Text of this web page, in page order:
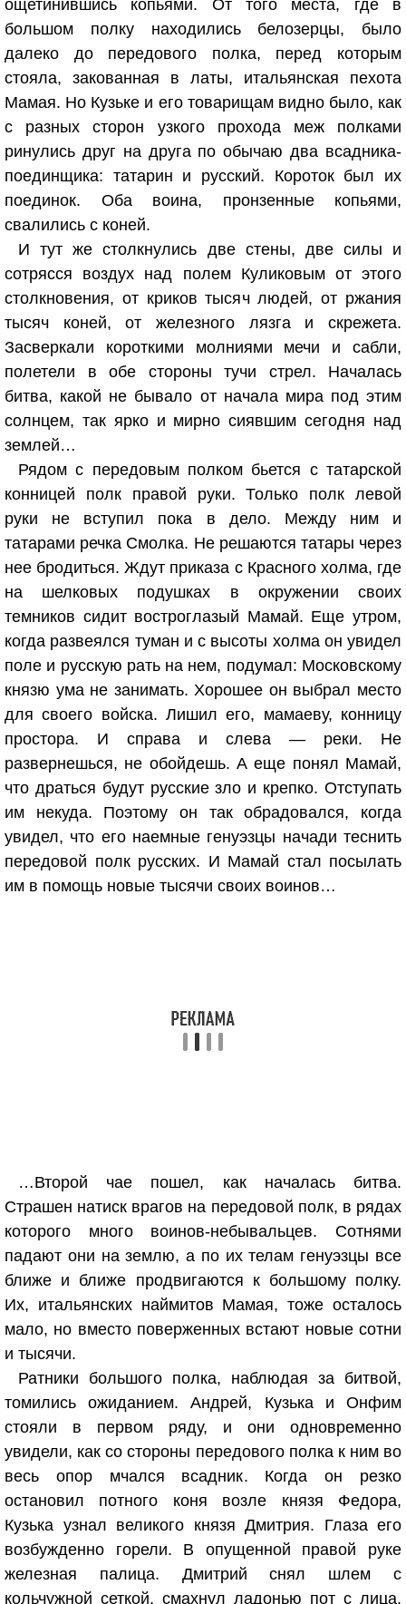
ощетинившись копьями. От того места, где в
большом полку находились белозерцы, было
далеко до передового полка, перед которым
стояла, закованная в латы, итальянская пехота
Мамая. Но Кузьке и его товарищам видно было, как
с разных сторон узкого прохода меж полками
ринулись друг на друга по обычаю два всадника-
поединщика: татарин и русский. Короток был их
поединок. Оба воина, пронзенные копьями,
свалились с коней.
И тут же столкнулись две стены, две силы и
сотрясся воздух над полем Куликовым от этого
столкновения, от криков тысяч людей, от ржания
тысяч коней, от железного лязга и скрежета.
Засверкали короткими молниями мечи и сабли,
полетели в обе стороны тучи стрел. Началась
битва, какой не бывало от начала мира под этим
солнцем, так ярко и мирно сиявшим сегодня над
землей…
Рядом с передовым полком бьется с татарской
конницей полк правой руки. Только полк левой
руки не вступил пока в дело. Между ним и
татарами речка Смолка. Не решаются татары через
нее бродиться. Ждут приказа с Красного холма, где
на шелковых подушках в окружении своих
темников сидит востроглазый Мамай. Еще утром,
когда развеялся туман и с высоты холма он увидел
поле и русскую рать на нем, подумал: Московскому
князю ума не занимать. Хорошее он выбрал место
для своего войска. Лишил его, мамаеву, конницу
простора. И справа и слева — реки. Не
развернешься, не обойдешь. А еще понял Мамай,
что драться будут русские зло и крепко. Отступать
им некуда. Поэтому он так обрадовался, когда
увидел, что его наемные генуэзцы начади теснить
передовой полк русских. И Мамай стал посылать
им в помощь новые тысячи своих воинов…
…Второй чае пошел, как началась битва.
Страшен натиск врагов на передовой полк, в рядах
которого много воинов-небывальцев. Сотнями
падают они на землю, а по их телам генуэзцы все
ближе и ближе продвигаются к большому полку.
Их, итальянских наймитов Мамая, тоже осталось
мало, но вместо поверженных встают новые сотни
и тысячи.
Ратники большого полка, наблюдая за битвой,
томились ожиданием. Андрей, Кузька и Онфим
стояли в первом ряду, и они одновременно
увидели, как со стороны передового полка к ним во
весь опор мчался всадник. Когда он резко
остановил потного коня возле князя Федора,
Кузька узнал великого князя Дмитрия. Глаза его
возбужденно горели. В опущенной правой руке
железная палица. Дмитрий снял шлем с
кольчужной сеткой, смахнул ладонью пот с лица.